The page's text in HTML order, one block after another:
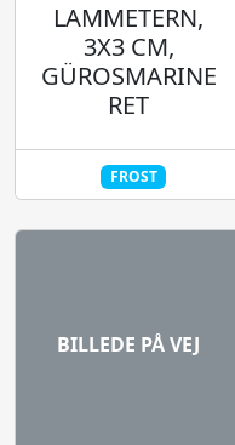
LAMMETERN,
3X3 CM,
GÜROSMARINE
RET
FROST
BILLEDE PÅ VEJ